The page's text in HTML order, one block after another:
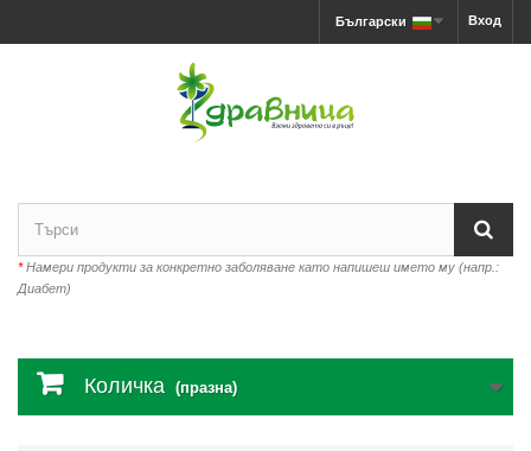
Вход
Български
*Намери продукти за конкретно заболяване като напишеш името му (напр.:
Диабет)
Количка (празна)